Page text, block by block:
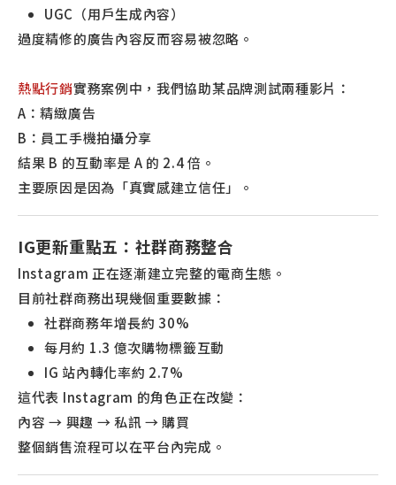
UGC（用戶生成內容）
過度精修的廣告內容反而容易被忽略。
熱點行銷實務案例中，我們協助某品牌測試兩種影片：
A：精緻廣告
B：員工手機拍攝分享
結果 B 的互動率是 A 的 2.4 倍。
主要原因是因為「真實感建立信任」。
IG更新重點五：社群商務整合
Instagram 正在逐漸建立完整的電商生態。
目前社群商務出現幾個重要數據：
社群商務年增長約 30%
每月約 1.3 億次購物標籤互動
IG 站內轉化率約 2.7%
這代表 Instagram 的角色正在改變：
內容 → 興趣 → 私訊 → 購買
整個銷售流程可以在平台內完成。